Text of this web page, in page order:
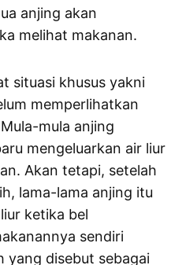
anjing akan
melihat makanan.
situasi khusus yakni
memperlihatkan
mula anjing
mengeluarkan air liur
Akan tetapi, setelah
lama-lama anjing itu
ketika bel
sendiri
yang disebut sebagai